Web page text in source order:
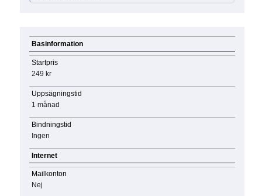
Basinformation
Startpris
249 kr
Uppsägningstid
1 månad
Bindningstid
Ingen
Internet
Mailkonton
Nej